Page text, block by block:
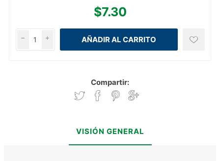
$7.30
i
h
Compartir:
VISIÓN GENERAL